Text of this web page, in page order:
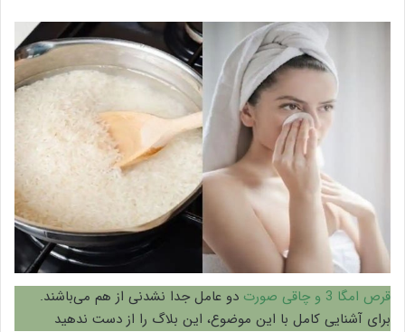
قرص امگا 3 و چاقی صورت
دو عامل جدا نشدنی از هم می‌باشند.
برای آشنایی کامل با این موضوع، این بلاگ را از دست ندهید